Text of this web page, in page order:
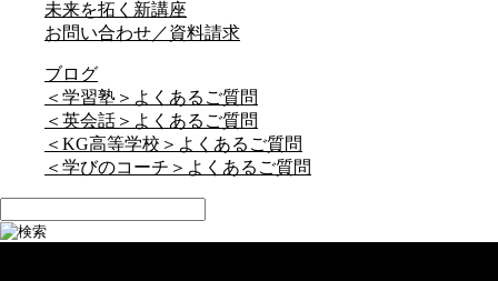
未来を拓く新講座
お問い合わせ／資料請求
ブログ
＜学習塾＞よくあるご質問
＜英会話＞よくあるご質問
＜KG高等学校＞よくあるご質問
＜学びのコーチ＞よくあるご質問